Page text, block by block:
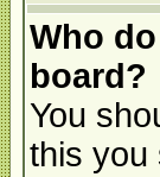
Who
board?
You
this you